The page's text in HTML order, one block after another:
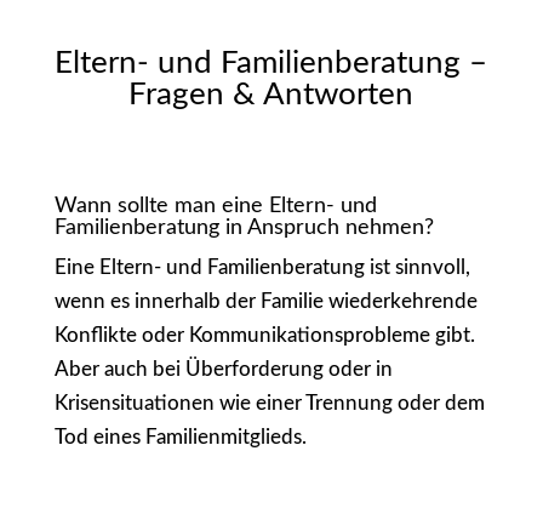
Eltern- und Familienberatung –
Fragen & Antworten
Wann sollte man eine Eltern- und
Familienberatung in Anspruch nehmen?
Eine Eltern- und Familienberatung ist sinnvoll,
wenn es innerhalb der Familie wiederkehrende
Konflikte oder Kommunikationsprobleme gibt.
Aber auch bei Überforderung oder in
Krisensituationen wie einer Trennung oder dem
Tod eines Familienmitglieds.